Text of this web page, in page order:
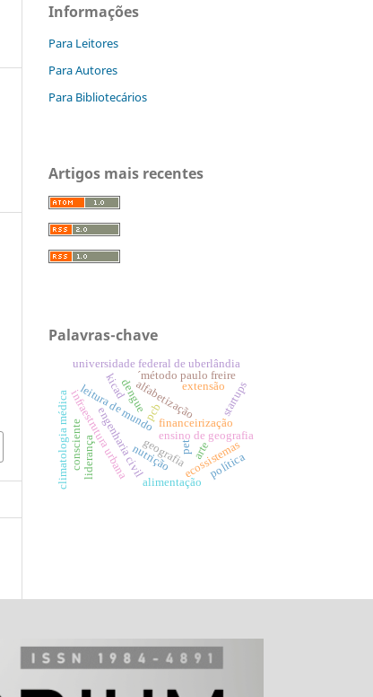
Informações
Para Leitores
Para Autores
Para Bibliotecários
Artigos mais recentes
Palavras-chave
ensino de geografia
alfabetização
´método paulo freire
leitura de mundo
geografia
infraestrutura urbanadengue
climatologia médica ecossistemas
financeirização
startups
universidade federal de uberlândia
nutrição
alimentação
pet
engenharia civil
extensão
pcb
kicad
liderança
consciente arte
política